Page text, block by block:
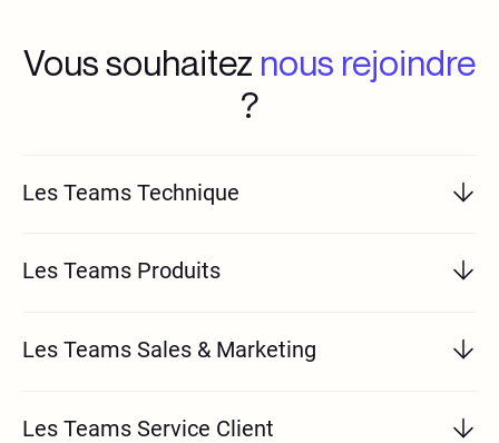
Vous souhaitez nous rejoindre
?
Les Teams Technique
Les Teams Produits
Les Teams Sales & Marketing
Les Teams Service Client